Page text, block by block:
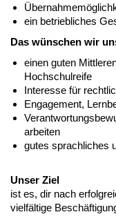
ein betriebliches
Das wünschen wir
einen guten
Hochschulreife
Interesse für
Engagement,
arbeiten
gutes sprachliches
Unser Ziel
ist es, dir nach
vielfältige